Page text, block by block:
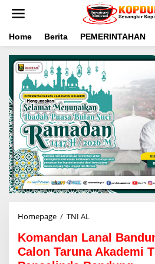
t
Home Berita PEMERINTAHAN
Homepage / TNI AL
m
a
n
Komandan Lanal
Calon Taruna Akademi